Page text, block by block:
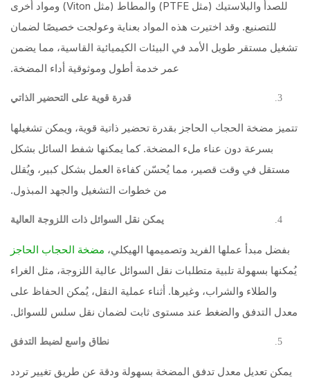
للصدأ والبلاستيك (مثل PTFE) والمطاط (مثل Viton) ومواد أخرى
للتصنيع. وقد اختيرت هذه المواد بعناية وعولجت خصيصًا لضمان
تشغيل مستقر طويل الأمد في البيئات الكيميائية القاسية، مما يضمن
عمر خدمة أطول وموثوقية أداء المضخة.
قدرة قوية على التحضير الذاتي
تتميز مضخة الحجاب الحاجز بقدرة تحضير ذاتية قوية، ويمكن تشغيلها
بسرعة دون عناء ملء المضخة. كما يمكنها شفط السائل بشكل
مستقل في وقت قصير، مما يُحسّن كفاءة العمل بشكل كبير، ويُقلل
من خطوات التشغيل والجهد المبذول.
يمكن نقل السوائل ذات اللزوجة العالية
بفضل مبدأ عملها الفريد وتصميمها الهيكلي، مضخة الحجاب الحاجز
يُمكنها بسهولة تلبية متطلبات نقل السوائل عالية اللزوجة، مثل الغراء
والطلاء والشراب، وغيرها. أثناء عملية النقل، يُمكن الحفاظ على
معدل التدفق والضغط عند مستوى ثابت لضمان نقل سلس للسوائل.
نطاق واسع لضبط التدفق
يمكن تعديل معدل تدفق المضخة بسهولة ودقة عن طريق تغيير تردد